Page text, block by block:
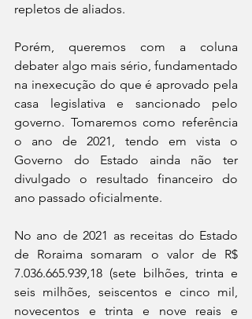
repletos de aliados.
Porém, queremos com a coluna
debater algo mais sério, fundamentado
na inexecução do que é aprovado pela
casa legislativa e sancionado pelo
governo. Tomaremos como referência
o ano de 2021, tendo em vista o
Governo do Estado ainda não ter
divulgado o resultado financeiro do
ano passado oficialmente.
No ano de 2021 as receitas do Estado
de Roraima somaram o valor de R$
7.036.665.939,18 (sete bilhões, trinta e
seis milhões, seiscentos e cinco mil,
novecentos e trinta e nove reais e